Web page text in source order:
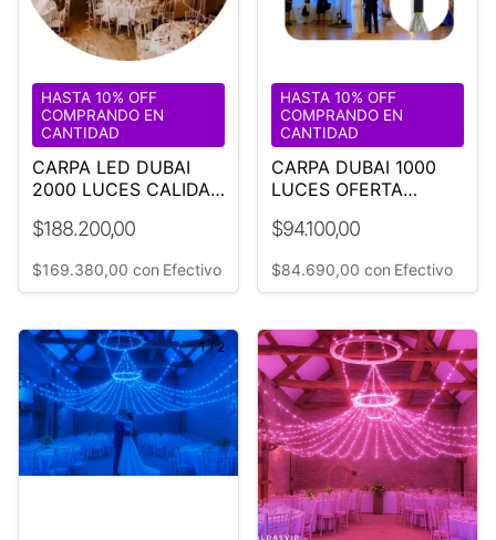
CARPA LED DUBAI
2000 LUCES CALIDAS
$188.200,00
HASTA 10% OFF
COMPRANDO EN
CANTIDAD
$169.380,00 con Efectivo
CARPA DUBAI 1000
LUCES OFERTA
$94.100,00
HASTA 10% OFF
COMPRANDO EN
CANTIDAD
$84.690,00 con Efectivo
1/2